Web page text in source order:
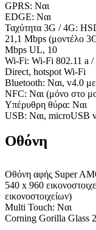
GPRS: Ναι
EDGE: Ναι
Ταχύτητα 3G / 4G:
21,1 Mbps (μοντέλο
Mbps UL, 10
Wi-Fi: Wi-Fi 802.11 a
Direct, hotspot Wi-Fi
Bluetooth: Ναι, v4.0
NFC: Ναι (μόνο στο
Υπέρυθρη θύρα: Ναι
USB: Ναι, microUSB
Οθόνη
Οθόνη αφής Super
540 x 960
εικονοστοιχείων)
Multi Touch: Ναι
Corning Gorilla Glass 2